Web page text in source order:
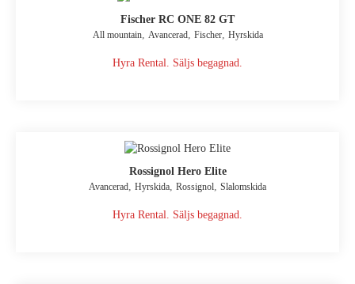
Fischer RC ONE 82 GT
All mountain, Avancerad, Fischer, Hyrskida
Hyra Rental. Säljs begagnad.
Rossignol Hero Elite
Avancerad, Hyrskida, Rossignol, Slalomskida
Hyra Rental. Säljs begagnad.